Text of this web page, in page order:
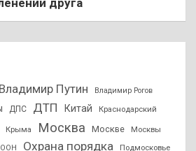
друга
Владимир Путин Владимир Рогов
ДПС ДТП Китай Краснодарский
Крыма Москва Москве Москвы
ООН Охрана порядка Подмосковье